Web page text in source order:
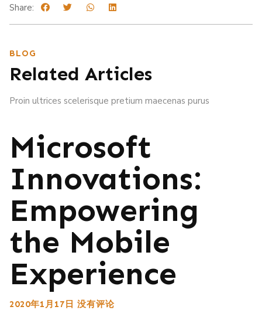
Share:
BLOG
Related Articles
Proin ultrices scelerisque pretium maecenas purus
Microsoft
Innovations:
Empowering
the Mobile
Experience
2020年1月17日 没有评论